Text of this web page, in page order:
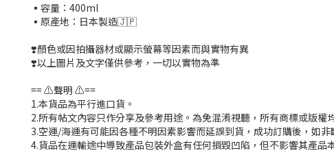
▪容量：400ml
▪原產地：日本製造🇯🇵
❣️顏色或因拍攝器材或顯示螢幕等因素而與實物有異
❣️以上圖片及文字僅供參考，一切以實物為準
== ⚠️聲明 ⚠️==
1.本貨品為平行進口貨。
2.所有帖文內容只作分享及參考用途。為免混淆視聽，所有商標或版權
3.空運/海運有可能因各種不明因素影響而延誤到貨，成功訂購後，如
4.貨品在運輸途中導致產品包裝外盒有任何損毀凹陷，但不影響其產